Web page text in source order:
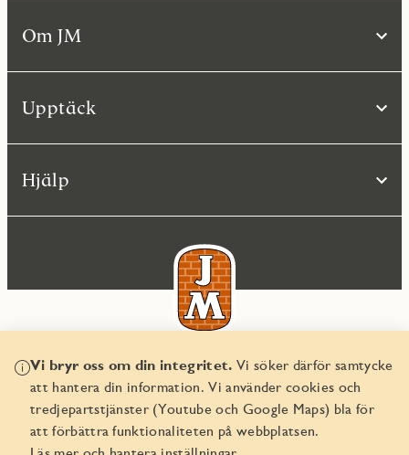
Vi bryr oss om din integritet. Vi söker därför samtycke
att hantera din information. Vi använder cookies och
tredjepartstjänster (Youtube och Google Maps) bla för
att förbättra funktionaliteten på webbplatsen.
Om JM
Upptäck
Hjälp
© JM AB 2026
Organisationsnummer 556045-2103